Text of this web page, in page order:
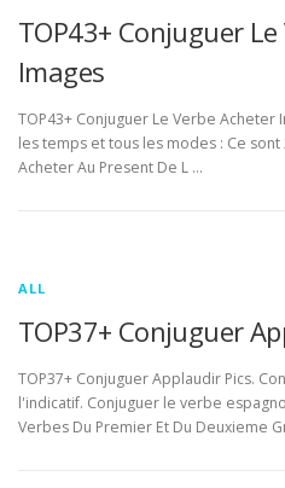
TOP43+ Conjuguer
Images
TOP43+ Conjuguer Le Verbe
les temps et tous les modes : Ce
Acheter Au Present De L …
ALL
TOP37+ Conjuguer
TOP37+ Conjuguer Applaudir Pics.
l'indicatif. Conjuguer le verbe
Verbes Du Premier Et Du Deuxieme